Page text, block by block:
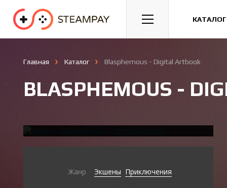
Спорт Гонки Казуальные
Главная Каталог Blasphemous - Digital Artbook
BLASPHEMOUS -
Жанр Экшены Приключения